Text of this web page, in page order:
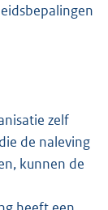
zelf
de naleving
kunnen de